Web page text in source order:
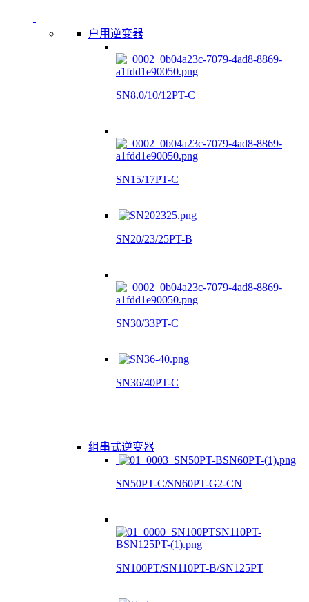
户用逆变器
SN8.0/10/12PT-C
SN15/17PT-C
SN20/23/25PT-B
SN30/33PT-C
SN36/40PT-C
组串式逆变器
SN50PT-C/SN60PT-G2-CN
SN100PT/SN110PT-B/SN125PT